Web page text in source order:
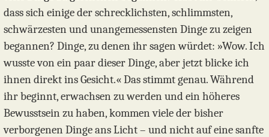
dass sich einige der schrecklichsten, schlimmsten,
schwärzesten und unangemessensten Dinge zu zeigen
begannen? Dinge, zu denen ihr sagen würdet: »Wow. Ich
wusste von ein paar dieser Dinge, aber jetzt blicke ich
ihnen direkt ins Gesicht.« Das stimmt genau. Während
ihr beginnt, erwachsen zu werden und ein höheres
Bewusstsein zu haben, kommen viele der bisher
verborgenen Dinge ans Licht – und nicht auf eine sanfte